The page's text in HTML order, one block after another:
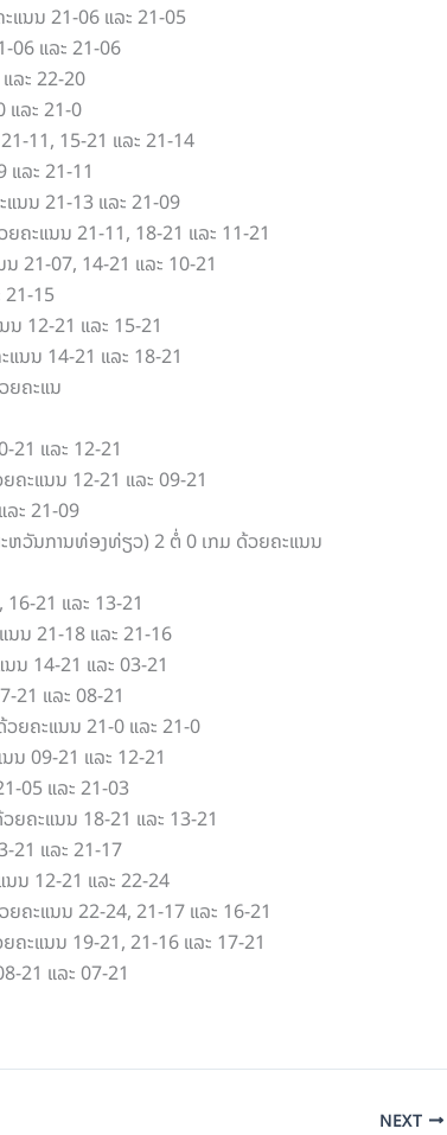
ແນນ 21-06 ແລະ 21-05
06 ແລະ 21-06
ລະ 22-20
ລະ 21-0
11, 15-21 ແລະ 21-14
ລະ 21-11
ນນ 21-13 ແລະ 21-09
ຄະແນນ 21-11, 18-21 ແລະ 11-21
21-07, 14-21 ແລະ 10-21
15
12-21 ແລະ 15-21
ນນ 14-21 ແລະ 18-21
ຍຄະແນ
ແລະ 12-21
ຄະແນນ 12-21 ແລະ 09-21
ະ 21-09
ຫວັນການທ່ອງທ່ຽວ) 2 ຕໍ່ 0 ເກມ ດ້ວຍຄະແນນ
21 ແລະ 13-21
ນນ 21-18 ແລະ 21-16
ນ 14-21 ແລະ 03-21
21 ແລະ 08-21
ຍຄະແນນ 21-0 ແລະ 21-0
09-21 ແລະ 12-21
05 ແລະ 21-03
ຍຄະແນນ 18-21 ແລະ 13-21
21 ແລະ 21-17
ນ 12-21 ແລະ 22-24
ຄະແນນ 22-24, 21-17 ແລະ 16-21
ະແນນ 19-21, 21-16 ແລະ 17-21
21 ແລະ 07-21
NEXT